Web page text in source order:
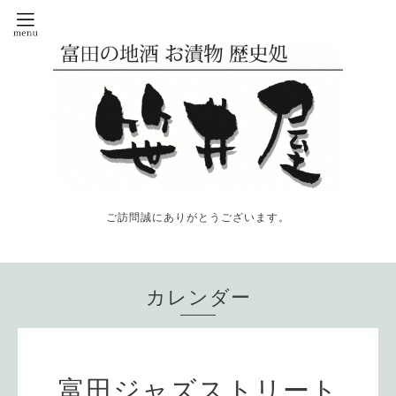
ご訪問誠にありがとうございます。
カレンダー
富田ジャズストリート